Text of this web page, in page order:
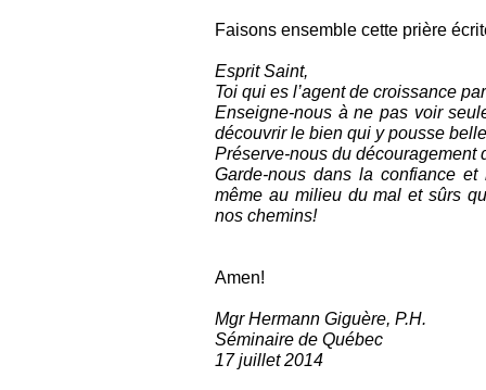
Faisons ensemble cette prière
Esprit Saint,
Toi qui es l’agent de croissance
Enseigne-nous à ne pas voir
découvrir le bien qui y pousse
Préserve-nous du découragement
Garde-nous dans la confiance
même au milieu du mal et sûrs
nos chemins!
Amen!
Mgr Hermann Giguère, P.H.
Séminaire de Québec
17 juillet 2014